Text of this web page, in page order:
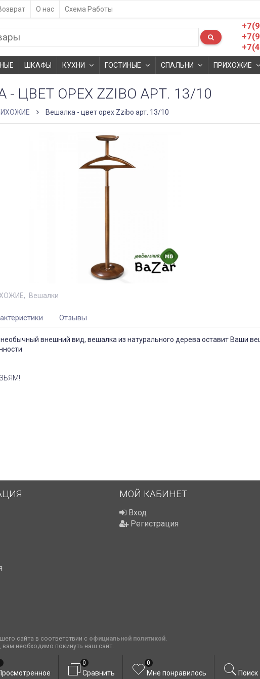
О нас Схема Работы
ШКАФЫ КУХНИ ГОСТИНЫЕ СПАЛЬНИ ПРИХОЖИЕ
ЦВЕТ ОРЕХ ZZIBO АРТ. 13/10
Вешалка - цвет орех Zzibo арт. 13/10
Вешалки
Отзывы
внешний вид, вешалка из натурального дерева оставит Ваши
МОЙ КАБИНЕТ
Вход
Регистрация
сайта в соответствии с официальной политикой.
вам необходимо покинуть наш сайт.
Сравнить
0
Мне понравилось
0
Поиск